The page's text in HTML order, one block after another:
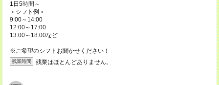
1日5時間～
＜シフト例＞
9:00～14:00
12:00～17:00
13:00～18:00など
※ご希望のシフトお聞かせください！
残業時間 残業はほとんどありません。